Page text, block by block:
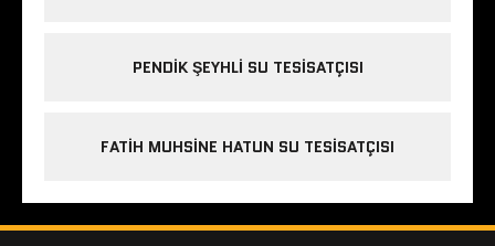
PENDIK ŞEYHLI SU TESISATÇISI
FATIH MUHSINE HATUN SU TESISATÇISI